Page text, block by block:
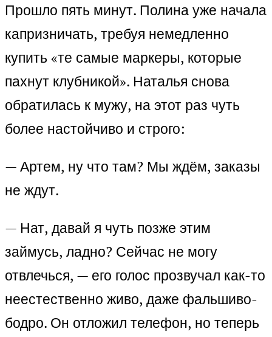
Прошло пять минут. Полина уже начала
капризничать, требуя немедленно
купить «те самые маркеры, которые
пахнут клубникой». Наталья снова
обратилась к мужу, на этот раз чуть
более настойчиво и строго:
— Артем, ну что там? Мы ждём, заказы
не ждут.
— Нат, давай я чуть позже этим
займусь, ладно? Сейчас не могу
отвлечься, — его голос прозвучал как-то
неестественно живо, даже фальшиво-
бодро. Он отложил телефон, но теперь